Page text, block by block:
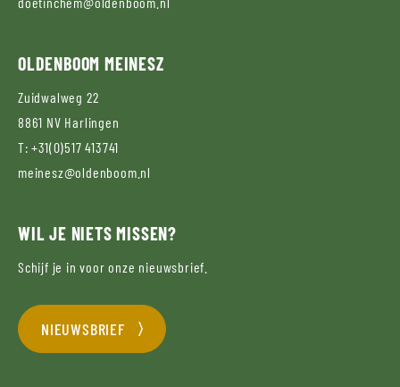
OLDENBOOMMEINESZ
Zuidwalweg 22
8861 NV Harlingen
T: +31(0)517 413741
meinesz@oldenboom.nl
WIL JE NIETS MISSEN?
Schijf je in voor onze nieuwsbrief.
NIEUWSBRIEF